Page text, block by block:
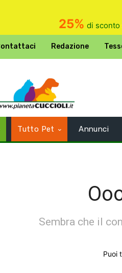
25% di sconto
Redazione
Tutto Pet Annunci
Sembra che il
Puoi